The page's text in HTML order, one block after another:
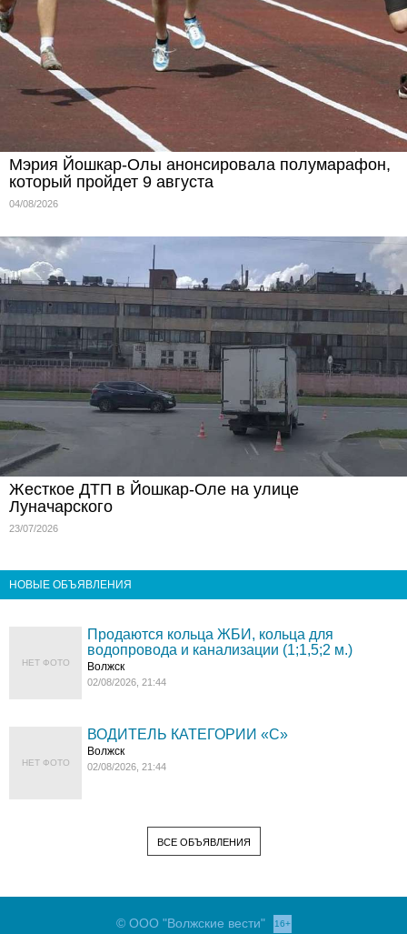
Мэрия Йошкар-Олы анонсировала полумарафон,
который пройдет 9 августа
04/08/2026
Жесткое ДТП в Йошкар-Оле на улице
Луначарского
23/07/2026
НОВЫЕ ОБЪЯВЛЕНИЯ
НЕТ ФОТО
Продаются кольца ЖБИ, кольца для
водопровода и канализации (1;1,5;2 м.)
Волжск
02/08/2026, 21:44
НЕТ ФОТО
ВОДИТЕЛЬ КАТЕГОРИИ «C»
Волжск
02/08/2026, 21:44
ВСЕ ОБЪЯВЛЕНИЯ
© ООО "Волжские вести" 16+